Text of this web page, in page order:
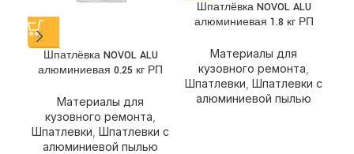
Шпатлёвка NOVOL ALU
алюминиевая 0.25 кг РП
Материалы для
кузовного ремонта
Шпатлевки Шпатлевки с
алюминиевой пылью
Шпатлёвка NOVOL ALU
алюминиевая 1.8 кг РП
Материалы для
кузовного ремонта
Шпатлевки Шпатлевки с
алюминиевой пылью